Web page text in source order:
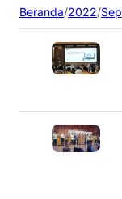
Beranda/2022/Sep